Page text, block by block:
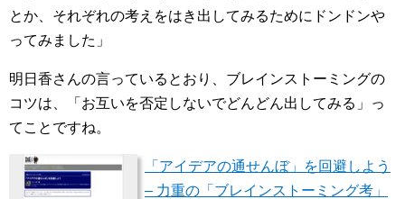
とか、それぞれの考えをはき出してみるためにドンドンや
ってみました」
明日香さんの言っているとおり、ブレインストーミングの
コツは、「お互いを否定しないでどんどん出してみる」っ
てことですね。
「アイデアの通せんぼ」を回避しよう
– 力重の「ブレインストーミング考」